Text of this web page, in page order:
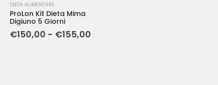
DIETA ALIMENTARE
ProLon Kit Dieta Mima
Digiuno 5 Giorni
€150,00 - €155,00